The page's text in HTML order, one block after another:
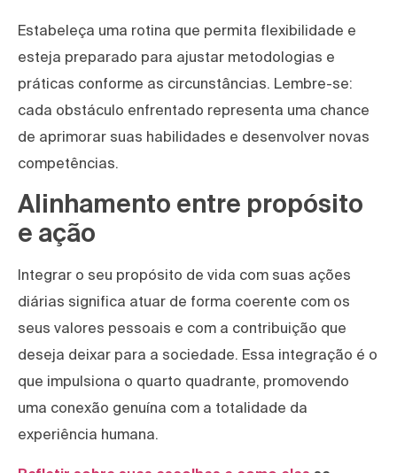
Estabeleça uma rotina que permita flexibilidade e
esteja preparado para ajustar metodologias e
práticas conforme as circunstâncias. Lembre-se:
cada obstáculo enfrentado representa uma chance
de aprimorar suas habilidades e desenvolver novas
competências.
Alinhamento entre propósito
e ação
Integrar o seu propósito de vida com suas ações
diárias significa atuar de forma coerente com os
seus valores pessoais e com a contribuição que
deseja deixar para a sociedade. Essa integração é o
que impulsiona o quarto quadrante, promovendo
uma conexão genuína com a totalidade da
experiência humana.